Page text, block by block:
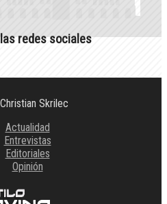
redes sociales
Skrilec
Actualidad
Entrevistas
Editoriales
Opinión